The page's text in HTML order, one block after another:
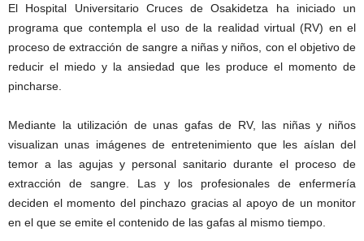
El Hospital Universitario Cruces de Osakidetza ha iniciado un
programa que contempla el uso de la realidad virtual (RV) en el
proceso de extracción de sangre a niñas y niños, con el objetivo de
reducir el miedo y la ansiedad que les produce el momento de
pincharse.
Mediante la utilización de unas gafas de RV, las niñas y niños
visualizan unas imágenes de entretenimiento que les aíslan del
temor a las agujas y personal sanitario durante el proceso de
extracción de sangre. Las y los profesionales de enfermería
deciden el momento del pinchazo gracias al apoyo de un monitor
en el que se emite el contenido de las gafas al mismo tiempo.